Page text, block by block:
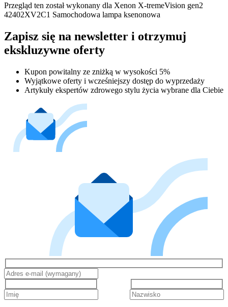
Przegląd ten został wykonany dla Xenon X-tremeVision gen2
42402XV2C1 Samochodowa lampa ksenonowa
Zapisz się na newsletter i otrzymuj
ekskluzywne oferty
Kupon powitalny ze zniżką w wysokości 5%
Wyjątkowe oferty i wcześniejszy dostęp do wyprzedaży
Artykuły ekspertów zdrowego stylu życia wybrane dla Ciebie